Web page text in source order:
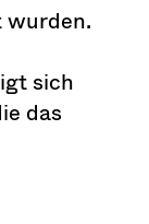
wurden.
sich
das